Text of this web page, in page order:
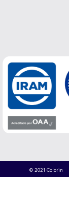
© 2021 Colorin